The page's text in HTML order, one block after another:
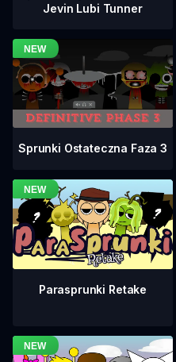
Jevin Lubi Tunner
Sprunki Ostateczna Faza 3
Parasprunki Retake